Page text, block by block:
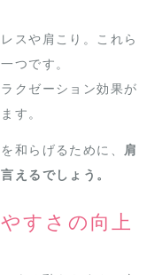
スや肩こり。これら
つです。
クゼーション効果が
す。
和らげるために、 肩
えるでしょう。
すさの向上